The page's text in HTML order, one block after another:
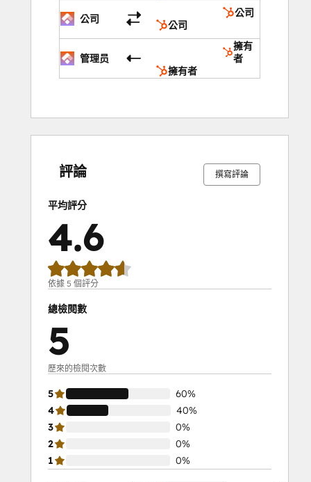
公司
公司
公司
管理员
擁有
者
擁有者
評論 撰寫評論
平均評分
4.6
依據 5 個評分
總檢閱數
5
歷來的檢閱次數
5
60%
4
40%
3
成
0%
2
成
0%
1
成
0%
成